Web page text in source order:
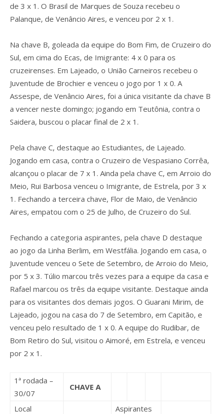
de 3 x 1. O Brasil de Marques de Souza recebeu o
Palanque, de Venâncio Aires, e venceu por 2 x 1.
Na chave B, goleada da equipe do Bom Fim, de Cruzeiro do
Sul, em cima do Ecas, de Imigrante: 4 x 0 para os
cruzeirenses. Em Lajeado, o União Carneiros recebeu o
Juventude de Brochier e venceu o jogo por 1 x 0. A
Assespe, de Venâncio Aires, foi a única visitante da chave B
a vencer neste domingo; jogando em Teutônia, contra o
Saidera, buscou o placar final de 2 x 1.
Pela chave C, destaque ao Estudiantes, de Lajeado.
Jogando em casa, contra o Cruzeiro de Vespasiano Corrêa,
alcançou o placar de 7 x 1. Ainda pela chave C, em Arroio do
Meio, Rui Barbosa venceu o Imigrante, de Estrela, por 3 x
1. Fechando a terceira chave, Flor de Maio, de Venâncio
Aires, empatou com o 25 de Julho, de Cruzeiro do Sul.
Fechando a categoria aspirantes, pela chave D destaque
ao jogo da Linha Berlim, em Westfália. Jogando em casa, o
Juventude venceu o Sete de Setembro, de Arroio do Meio,
por 5 x 3. Túlio marcou três vezes para a equipe da casa e
Rafael marcou os três da equipe visitante. Destaque ainda
para os visitantes dos demais jogos. O Guarani Mirim, de
Lajeado, jogou na casa do 7 de Setembro, em Capitão, e
venceu pelo resultado de 1 x 0. A equipe do Rudibar, de
Bom Retiro do Sul, visitou o Aimoré, em Estrela, e venceu
por 2 x 1.
1ª rodada –
30/07
CHAVE A
Local Aspirantes